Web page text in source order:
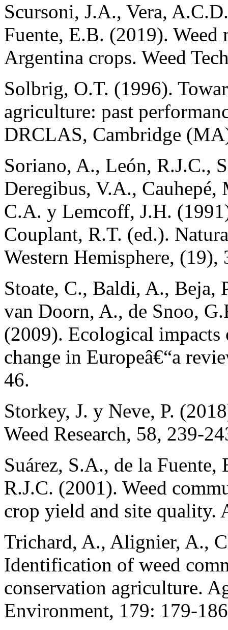
Scursoni, J.A., Vera,
Fuente, E.B. (2019). Weed
Argentina crops. Weed
Solbrig, O.T. (1996).
agriculture: past
DRCLAS, Cambridge
Soriano, A., León, R.J.C.,
Deregibus, V.A.,
C.A. y Lemcoff, J.H.
Couplant, R.T. (ed.).
Western Hemisphere,
Stoate, C., Baldi, A., Beja,
van Doorn, A., de Snoo,
(2009). Ecological
change in Europeâ€“a
46.
Storkey, J. y Neve, P.
Weed Research, 58, 239-
Suárez, S.A., de la
R.J.C. (2001). Weed
crop yield and site quality.
Trichard, A., Alignier, A.,
Identification of weed
conservation agriculture.
Environment, 179: 179-